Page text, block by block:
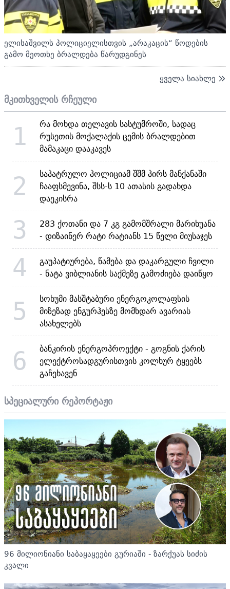
ელისაშვილს პოლიციელისთვის „არაკაცის“ წოდების
გამო მეოთხე ბრალდება წარუდგინეს
ყველა სიახლე
მკითხველის რჩეული
1
რა მოხდა თელავის სასტუმროში, სადაც
რუსეთის მოქალაქის ცემის ბრალდებით
მამაკაცი დააკავეს
2
საპატრულო პოლიციამ შშმ პირს მანქანაში
ჩააფსმევინა, შსს-ს 10 ათასის გადახდა
დაეკისრა
3
283 ქოთანი და 7 კგ გამომშრალი მარიხუანა
- დიზაინერ რატი რატიანს 15 წელი მიუსაჯეს
4
გაუპატიურება, წამება და დაკარგული ჩვილი
- ნატა ვიბლიანის საქმეზე გამოძიება დაიწყო
5
სოხუმი მასშტაბური ენერგოკოლაფსის
მიზეზად ენგურჰესზე მომხდარ ავარიას
ასახელებს
6
ბანკირის ენერგოპროექტი - გოგნის ქარის
ელექტროსადგურისთვის კოლხურ ტყეებს
გაჩეხავენ
სპეციალური რეპორტაჟი
96 მილიონიანი საბაყაყეები გურიაში - ზარქუას სიძის
კვალი